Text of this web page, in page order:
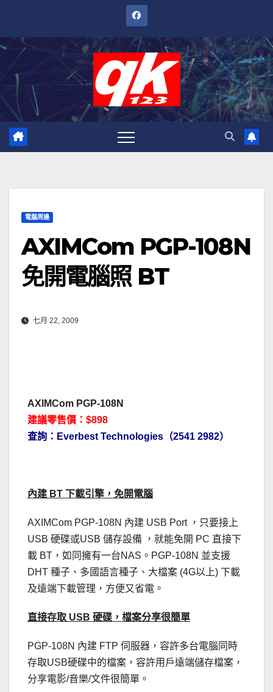
內
電腦周邊
AXIMCom PGP-108N
免開電腦照 BT
七月 22, 2009
AXIMCom PGP-108N
建議零售價：$898
查詢：Everbest Technologies（2541 2982）
內建 BT 下載引擎，免開電腦
AXIMCom PGP-108N 內建 USB Port ，只要接上
USB 硬碟或USB 儲存設備 ，就能免開 PC 直接下
載 BT，如同擁有一台NAS。PGP-108N 並支援
DHT 種子、多國語言種子、大檔案 (4G以上) 下載
及遠端下載管理，方便又省電。
直接存取 USB 硬碟，檔案分享很簡單
PGP-108N 內建 FTP 伺服器，容許多台電腦同時
存取USB硬碟中的檔案，容許用戶遠端儲存檔案，
分享電影/音樂/文件很簡單。